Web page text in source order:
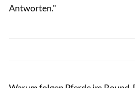
Antworten."